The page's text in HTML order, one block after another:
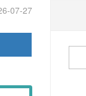
07-27